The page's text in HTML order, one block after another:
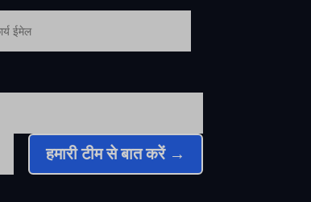
हमारी टीम से बात करें →
Türkçe
ไทย